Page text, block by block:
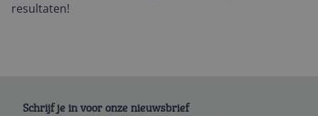
resultaten!
Schrijf je in voor onze nieuwsbrief